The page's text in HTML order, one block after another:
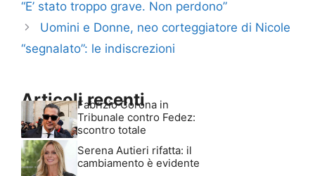
“E’ stato troppo grave. Non perdono”
Uomini e Donne, neo corteggiatore di Nicole
“segnalato”: le indiscrezioni
Articoli recenti
Fabrizio Corona in
Tribunale contro Fedez:
scontro totale
Serena Autieri rifatta: il
cambiamento è evidente